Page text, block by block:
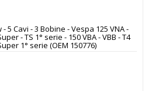
5 Cavi - 3 Bobine - Vespa 125 VNA -
- TS 1° serie - 150 VBA - VBB - T4
1° serie (OEM 150776)